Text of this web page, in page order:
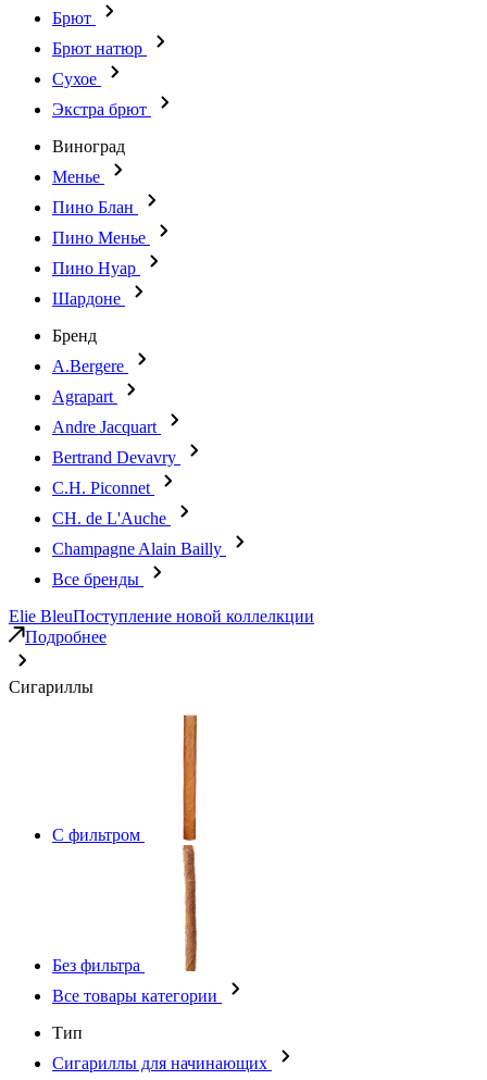
Брют
Брют натюр
Сухое
Экстра брют
Виноград
Менье
Пино Блан
Пино Менье
Пино Нуар
Шардоне
Бренд
A.Bergere
Agrapart
Andre Jacquart
Bertrand Devavry
C.H. Piconnet
CH. de L'Auche
Champagne Alain Bailly
Все бренды
Elie BleuПоступление новой коллелкции
Подробнее
Сигариллы
С фильтром
Без фильтра
Все товары категории
Тип
Сигариллы для начинающих